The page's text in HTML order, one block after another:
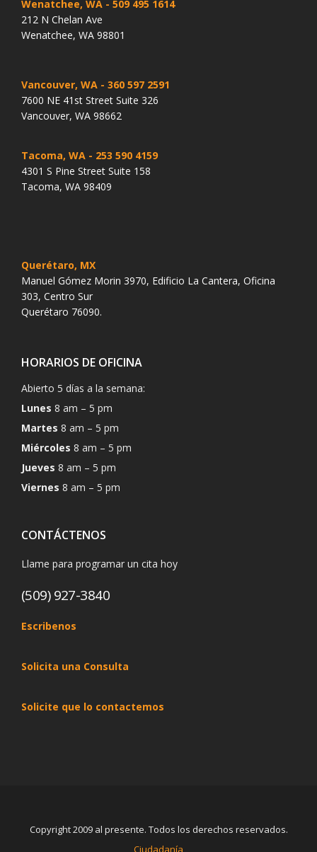
Wenatchee, WA - 509 495 1614
212 N Chelan Ave
Wenatchee, WA 98801
Vancouver, WA - 360 597 2591
7600 NE 41st Street Suite 326
Vancouver, WA 98662
Tacoma, WA - 253 590 4159
4301 S Pine Street Suite 158
Tacoma, WA 98409
Querétaro, MX
Manuel Gómez Morin 3970, Edificio La Cantera, Oficina
303, Centro Sur
Querétaro 76090.
HORARIOS DE OFICINA
Abierto 5 días a la semana:
Lunes 8 am – 5 pm
Martes 8 am – 5 pm
Miércoles 8 am – 5 pm
Jueves 8 am – 5 pm
Viernes 8 am – 5 pm
CONTÁCTENOS
Llame para programar un cita hoy
(509) 927-3840
Escribenos
Solicita una Consulta
Solicite que lo contactemos
Copyright 2009 al presente. Todos los derechos reservados.
Ciudadanía